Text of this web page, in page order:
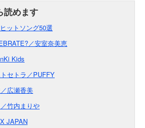
ットソング50選
／安室奈美恵
Kids
セトラ／PUFFY
広瀬香美
竹内まりや
JAPAN